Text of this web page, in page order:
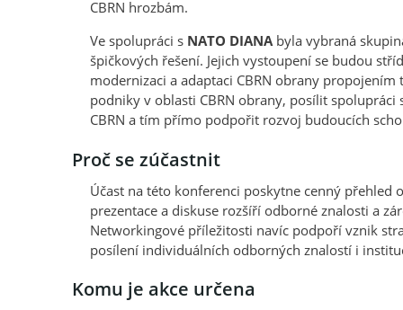
CBRN hrozbám.
Ve spolupráci s NATO DIANA byla vybraná
špičkových řešení. Jejich vystoupení se budou
modernizaci a adaptaci CBRN obrany
podniky v oblasti CBRN obrany, posílit
CBRN a tím přímo podpořit rozvoj budoucích
Proč se zúčastnit
Účast na této konferenci poskytne cenný přehled
prezentace a diskuse rozšíří odborné znalosti a
Networkingové příležitosti navíc podpoří vznik
posílení individuálních odborných znalostí i
Komu je akce určena